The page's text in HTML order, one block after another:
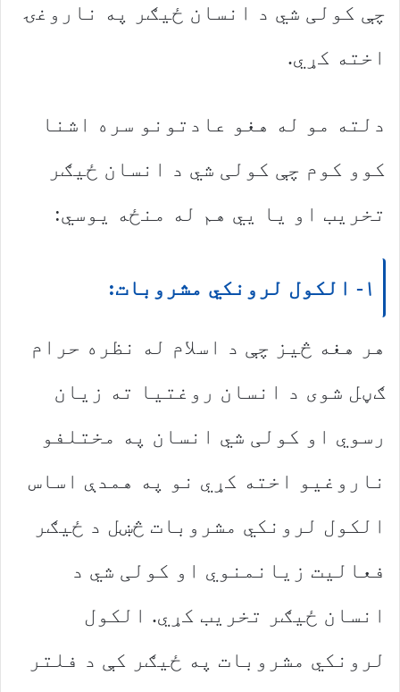
چې کولی شي د انسان ځیګر په ناروغۍ
اخته کړي.
دلته مو له هغو عادتونو سره اشنا
کوو کوم چې کولی شي د انسان ځیګر
تخریب او یا يي هم له منځه یوسي:
۱- الکول لرونکي مشروبات:
هر هغه څیز چې د اسلام له نظره حرام
ګڼل شوی د انسان روغتیا ته زیان
رسوي او کولی شي انسان په مختلفو
ناروغیو اخته کړي نو په همدې اساس
الکول لرونکي مشروبات څښل د ځیګر
فعالیت زیانمنوي او کولی شي د
انسان ځیګر تخریب کړي. الکول
لرونکي مشروبات په ځیګر کې د فلتر